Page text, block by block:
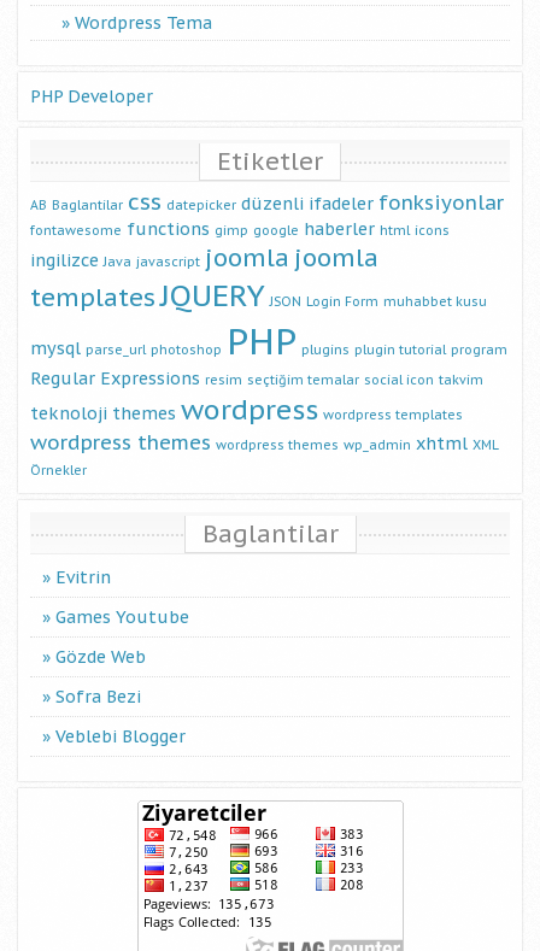
Wordpress Tema
PHP Developer
Etiketler
AB Baglantilar css datepicker düzenli ifadeler fonksiyonlar
fontawesome functions gimp google haberler html icons
ingilizce Java javascript joomla joomla
templatesJQUERY JSON Login Form muhabbet kusu
mysql parse_url photoshop PHP plugins plugin tutorial program
Regular Expressions resim seçtiğim temalar social icon takvim
teknoloji themes wordpress wordpress templates
wordpress themes wordpress themes wp_admin xhtml XML
Örnekler
Baglantilar
Evitrin
Games Youtube
Gözde Web
Sofra Bezi
Veblebi Blogger